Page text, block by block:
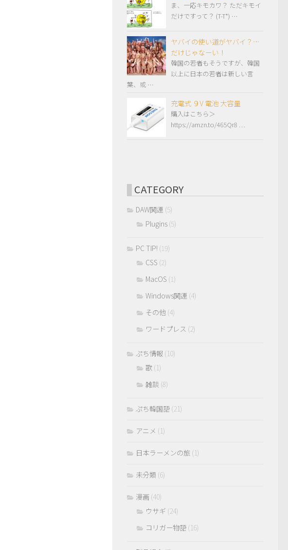
ま、一応キモカワ？ ただキモイ
だけですって？ (T-T*) …
ヤバイの使い道がヤバイ？…
だけじゃなーい！
韓国の若者もそうですが、韓国
以上に日本の若者は新しい言
葉、或 …
充電式 ９V 電池 大容量
購入はこちら＞
https://amzn.to/465Qr8 …
CATEGORY
DAW関連 (5)
Plugins (5)
PC TIP! (19)
CSS (2)
MacOS (1)
Windows関連 (4)
その他 (4)
ワードプレス (2)
ぷち情報 (10)
歌 (1)
雑談 (8)
ぷち韓国語 (21)
アニメ (1)
日本ラーメンの旅 (1)
未分類 (6)
漫画 (40)
ウサギ (24)
コリガー物語 (16)